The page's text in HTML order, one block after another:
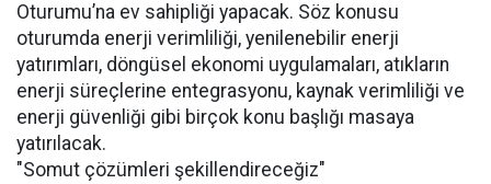
Oturumu’na ev sahipliği yapacak. Söz konusu
oturumda enerji verimliliği, yenilenebilir enerji
yatırımları, döngüsel ekonomi uygulamaları, atıkların
enerji süreçlerine entegrasyonu, kaynak verimliliği ve
enerji güvenliği gibi birçok konu başlığı masaya
yatırılacak.
"Somut çözümleri şekillendireceğiz"